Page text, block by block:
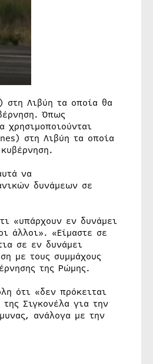
στη Λιβύη τα οποία θα
Όπως
χρησιμοποιούνται
στη Λιβύη τα οποία
να
δυνάμεων σε
«υπάρχουν εν δυνάμει
άλλοι». «Είμαστε σε
σε εν δυνάμει
με τους συμμάχους
της Ρώμης.
ότι «δεν πρόκειται
Σιγκονέλα για την
ανάλογα με την